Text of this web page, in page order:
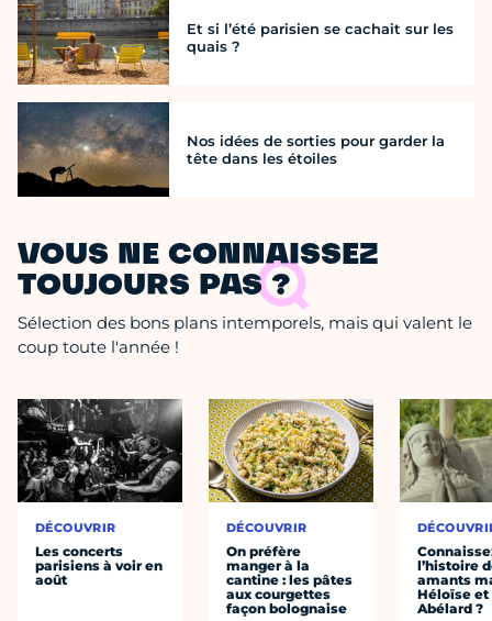
Et si l’été parisien se cachait sur les
quais ?
Nos idées de sorties pour garder la
tête dans les étoiles
VOUS NE CONNAISSEZ
TOUJOURS PAS ?
Sélection des bons plans intemporels, mais qui valent le
coup toute l'année !
DÉCOUVRIR
Les concerts
parisiens à voir en
août
DÉCOUVRIR
On préfère
manger à la
cantine : les pâtes
aux courgettes
façon bolognaise
l’histoire
amants
Héloïse et
Abélard ?